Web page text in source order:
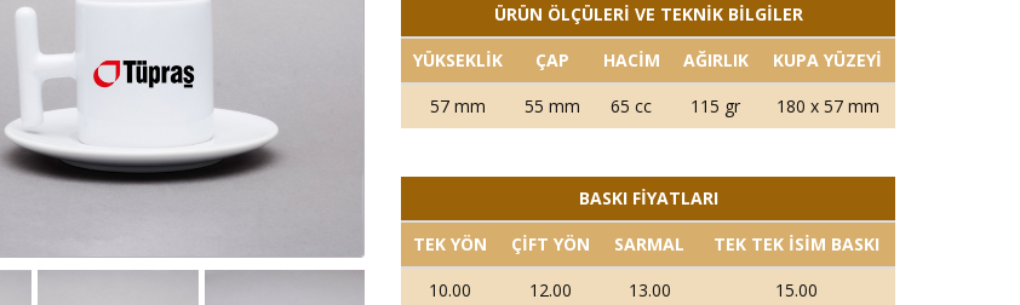
ÜRÜN ÖLÇÜLERİ VE TEKNİK BİLGİLER
YÜKSEKLİK
ÇAP HACİM AĞIRLIK
KUPA YÜZEYİ
57 mm
55 mm 65 cc 115 gr 180 x 57 mm
BASKI FİYATLARI
TEK YÖN
ÇİFT YÖN SARMAL
TEK TEK İSİM BASKI
10.00
12.00 13.00 15.00